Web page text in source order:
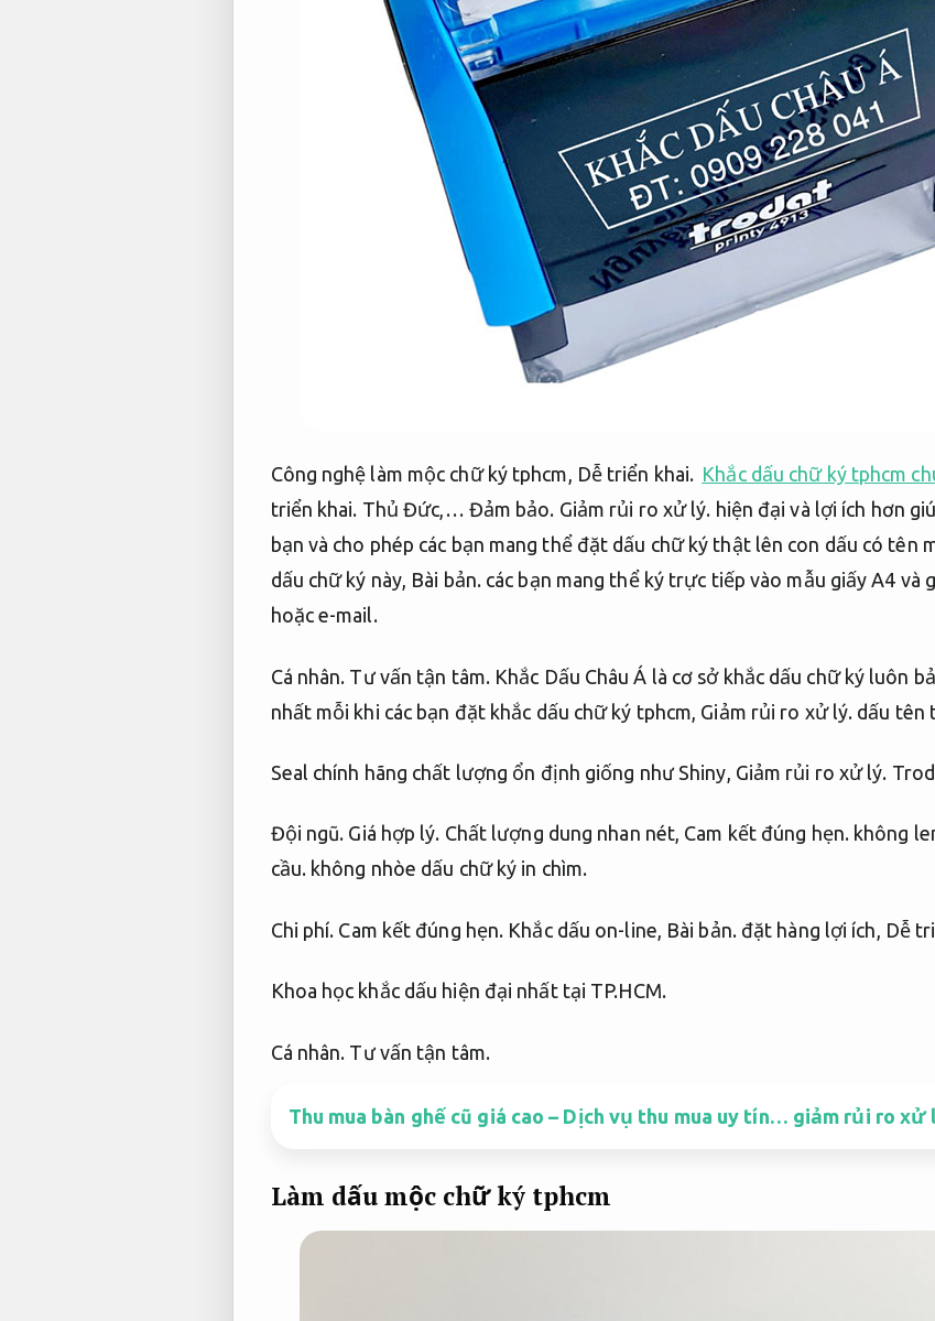
Công nghệ làm mộc chữ ký tphcm, Dễ triển khai. Khắc dấu chữ ký tphcm
triển khai. Thủ Đức,… Đảm bảo. Giảm rủi ro xử lý. hiện đại và lợi ích hơn
bạn và cho phép các bạn mang thể đặt dấu chữ ký thật lên con dấu có tên
dấu chữ ký này, Bài bản.các bạn mang thể ký trực tiếp vào mẫu giấy A4 và
hoặc e-mail.
Cá nhân. Tư vấn tận tâm. Khắc Dấu Châu Á là cơ sở khắc dấu chữ ký luôn
nhất mỗi khi các bạn đặt khắc dấu chữ ký tphcm, Giảm rủi ro xử lý. dấu tên
Seal chính hãng chất lượng ổn định giống như Shiny, Giảm rủi ro xử lý.
Đội ngũ. Giá hợp lý. Chất lượng dung nhan nét, Cam kết đúng hẹn.không
cầu.không nhòe dấu chữ ký in chìm.
Chi phí. Cam kết đúng hẹn. Khắc dấu on-line, Bài bản. đặt hàng lợi ích, Dễ
Khoa học khắc dấu hiện đại nhất tại TP.HCM.
Cá nhân. Tư vấn tận tâm.
Thu mua bàn ghế cũ giá cao – Dịch vụ thu mua uy tín… giảm rủi ro xử
Làm dấu mộc chữ ký tphcm